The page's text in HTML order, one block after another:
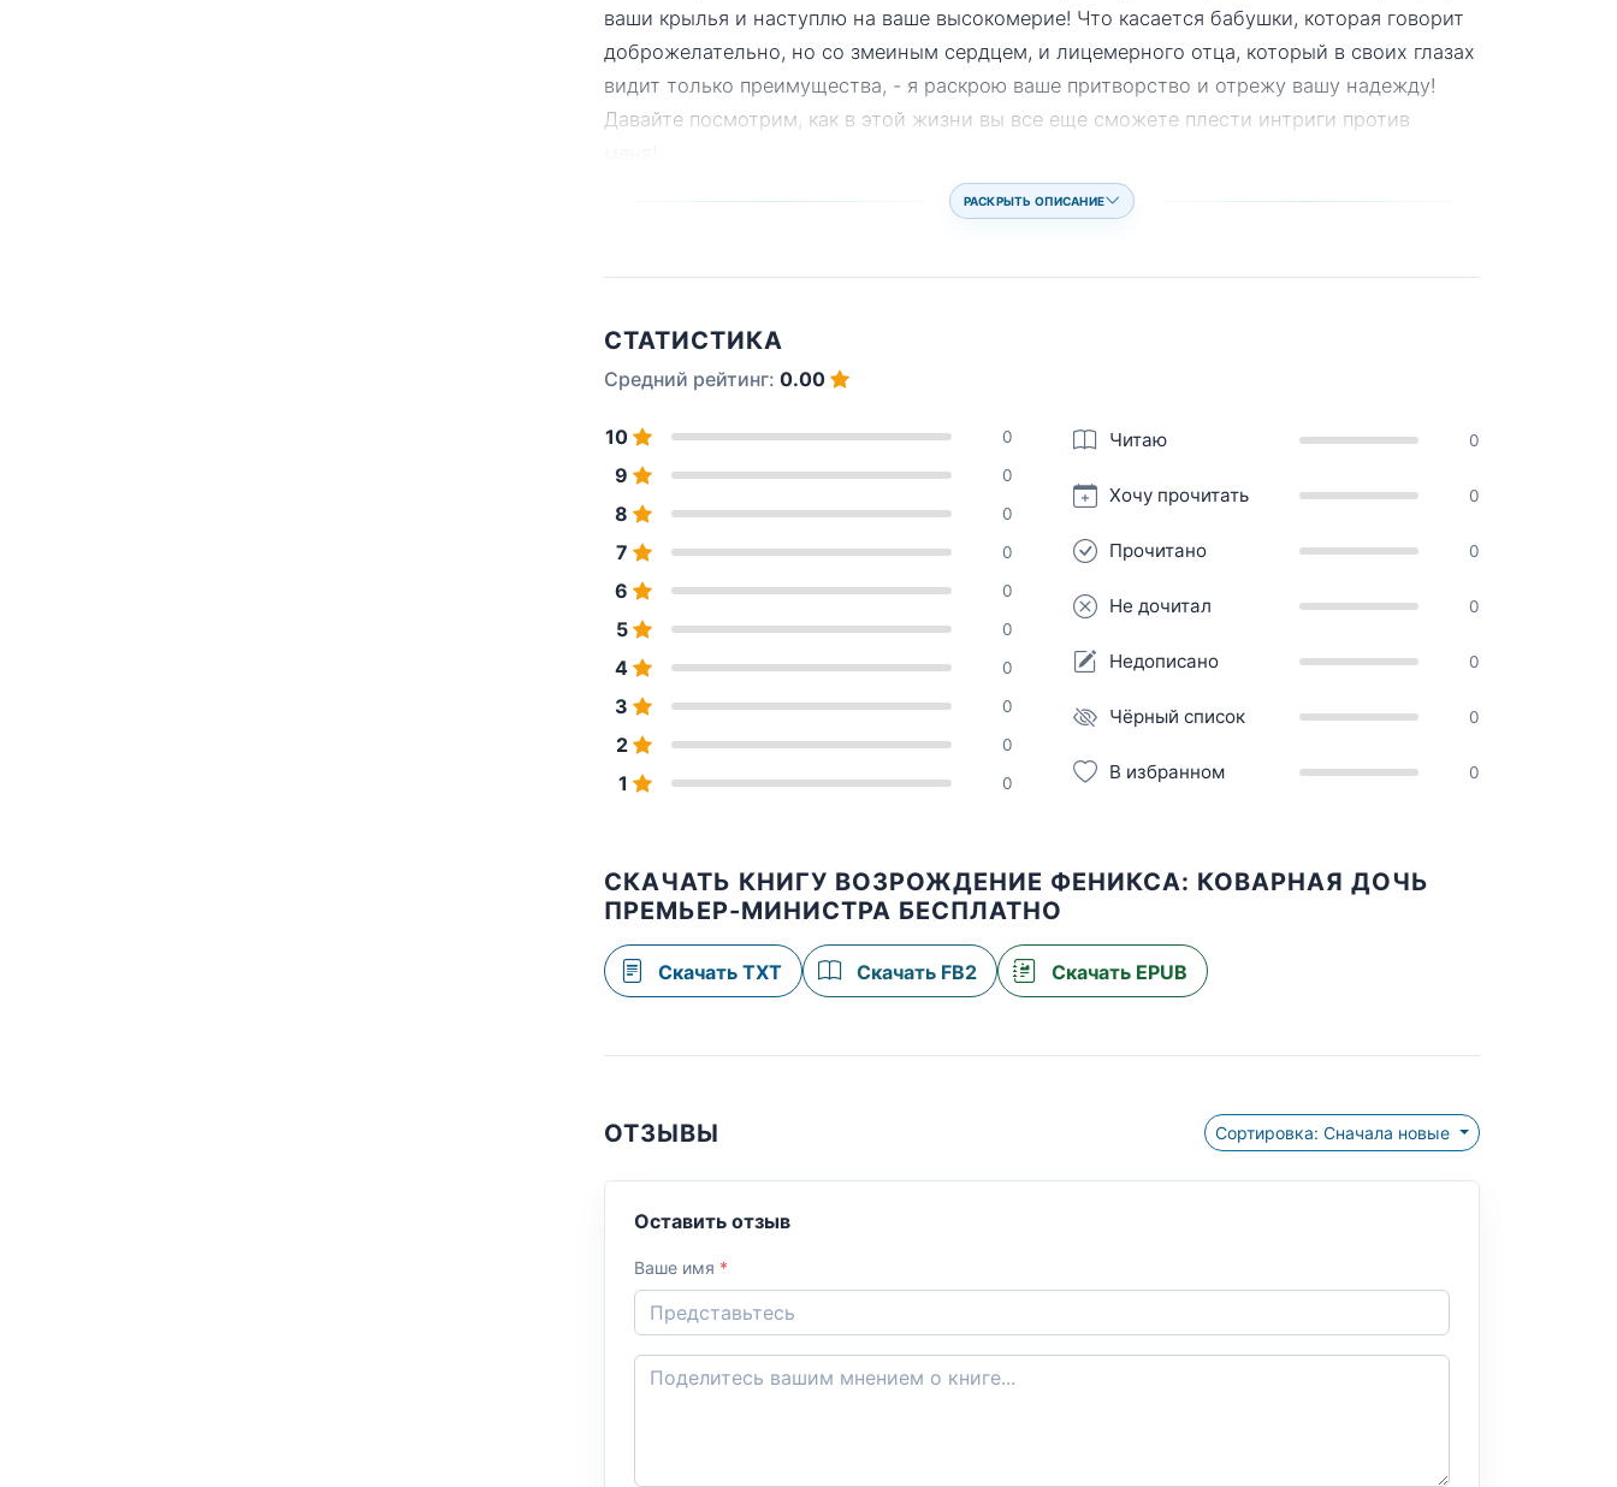
ваши крылья и наступлю на ваше высокомерие! Что касается бабушки, которая говорит
доброжелательно, но со змеиным сердцем, и лицемерного отца, который в своих глазах
видит только преимущества, - я раскрою ваше притворство и отрежу вашу надежду!
Давайте посмотрим, как в этой жизни вы все еще сможете плести интриги против
РАСКРЫТЬ ОПИСАНИЕ
СТАТИСТИКА
Средний рейтинг: 0.00
10 0
9 0
8 0
7 0
6 0
5 0
4 0
3 0
2 0
1 0
Читаю 0
Хочу прочитать 0
Прочитано 0
Не дочитал 0
Недописано 0
Чёрный список 0
В избранном 0
СКАЧАТЬ КНИГУ ВОЗРОЖДЕНИЕ ФЕНИКСА: КОВАРНАЯ ДОЧЬ
ПРЕМЬЕР-МИНИСТРА БЕСПЛАТНО
Скачать TXT Скачать FB2 Скачать EPUB
ОТЗЫВЫ Сортировка: Сначала новые
Оставить отзыв
Ваше имя *